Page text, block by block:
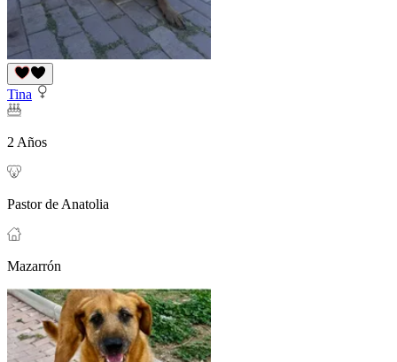
Tina
2 Años
Pastor de Anatolia
Mazarrón